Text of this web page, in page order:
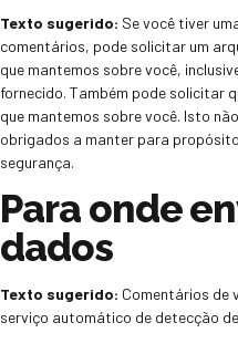
Texto sugerido: Se você tiver
comentários, pode solicitar um
que mantemos sobre você,
fornecido. Também pode solicitar
que mantemos sobre você. Isto
obrigados a manter para
segurança.
Para onde
dados
Texto sugerido: Comentários de
serviço automático de detecção